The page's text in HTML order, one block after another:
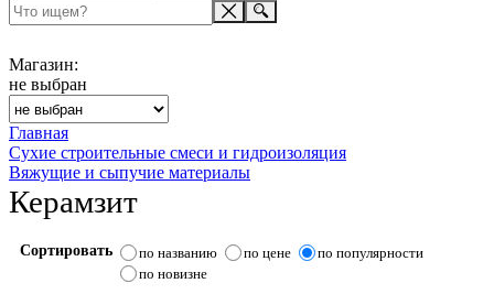
Магазин:
не выбран
Главная
Сухие строительные смеси и гидроизоляция
Вяжущие и сыпучие материалы
Керамзит
Сортировать по названию по цене
по популярности
по новизне